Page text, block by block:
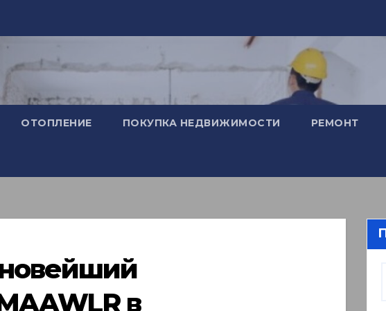
ОТОПЛЕНИЕ ПОКУПКА НЕДВИЖИМОСТИ РЕМОНТ
в